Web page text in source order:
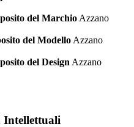
del Marchio Azzano
del Modello Azzano
del Design Azzano
Intellettuali